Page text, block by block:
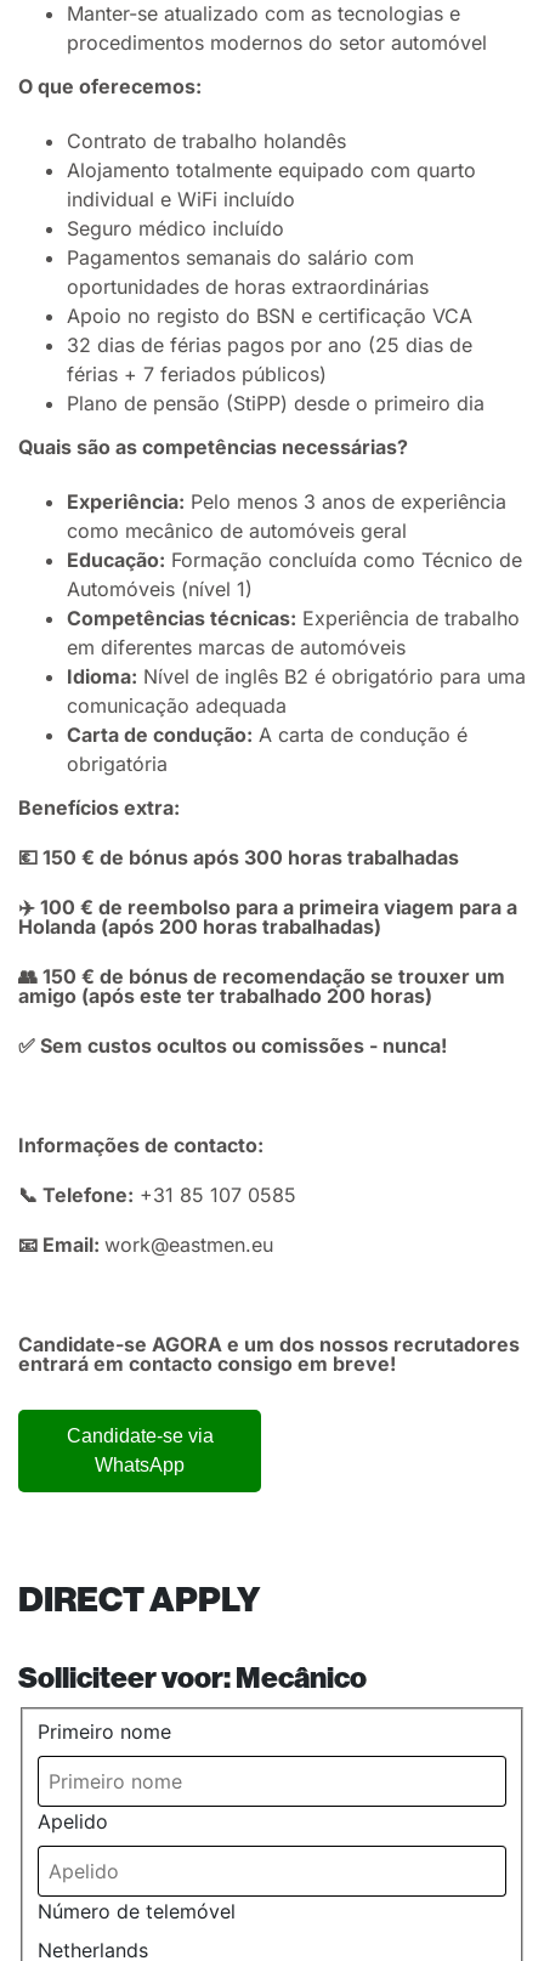
Manter-se atualizado com as tecnologias e
procedimentos modernos do setor automóvel
O que oferecemos:
Contrato de trabalho holandês
Alojamento totalmente equipado com quarto
individual e WiFi incluído
Seguro médico incluído
Pagamentos semanais do salário com
oportunidades de horas extraordinárias
Apoio no registo do BSN e certificação VCA
32 dias de férias pagos por ano (25 dias de
férias + 7 feriados públicos)
Plano de pensão (StiPP) desde o primeiro dia
Quais são as competências necessárias?
Experiência: Pelo menos 3 anos de experiência
como mecânico de automóveis geral
Educação: Formação concluída como Técnico de
Automóveis (nível 1)
Competências técnicas: Experiência de trabalho
em diferentes marcas de automóveis
Idioma: Nível de inglês B2 é obrigatório para uma
comunicação adequada
Carta de condução: A carta de condução é
obrigatória
Benefícios extra:
💶 150 € de bónus após 300 horas trabalhadas
✈️ 100 € de reembolso para a primeira viagem para a
Holanda (após 200 horas trabalhadas)
👥 150 € de bónus de recomendação se trouxer um
amigo (após este ter trabalhado 200 horas)
✅ Sem custos ocultos ou comissões - nunca!
Informações de contacto:
📞 Telefone: +31 85 107 0585
📧 Email: work@eastmen.eu
Candidate-se AGORA e um dos nossos recrutadores
entrará em contacto consigo em breve!
Candidate-se via
WhatsApp
DIRECT APPLY
Solliciteer voor:Mecânico
Primeiro nome
Apelido
Número de telemóvel
Netherlands